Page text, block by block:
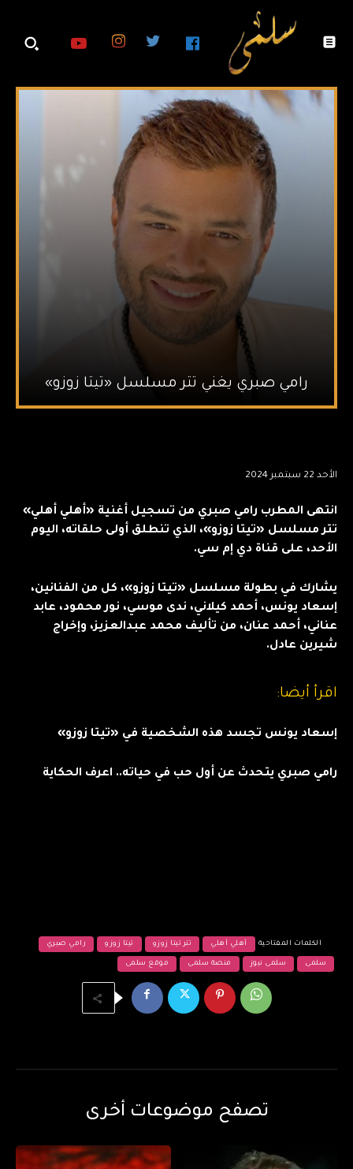
رامي صبري يغني تتر مسلسل «تيتا زوزو»
الأحد 22 سبتمبر 2024
انتهى المطرب رامي صبري من تسجيل أغنية «أهلي أهلي»
تتر مسلسل «تيتا زوزو»، الذي تنطلق أولى حلقاته، اليوم
الأحد، على قناة دي إم سي.
يشارك في بطولة مسلسل «تيتا زوزو»، كل من الفنانين،
إسعاد يونس، أحمد كيلاني، ندى موسي، نور محمود، عابد
عناني، أحمد عنان، من تأليف محمد عبدالعزيز، وإخراج
شيرين عادل.
اقرأ أيضا:
إسعاد يونس تجسد هذه الشخصية في «تيتا زوزو»
رامي صبري يتحدث عن أول حب في حياته.. اعرف الحكاية
الكلمات المفتاحية أهلي أهلي تتر تيتا زوزو تيتا زوزو رامي صبري
سلمى سلمى نيوز منصة سلمى موقع سلمى
تصفح موضوعات أخرى